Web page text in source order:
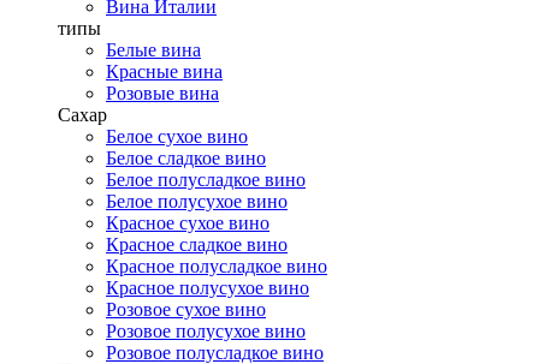
Вина Италии
типы
Белые вина
Красные вина
Розовые вина
Сахар
Белое сухое вино
Белое сладкое вино
Белое полусладкое вино
Белое полусухое вино
Красное сухое вино
Красное сладкое вино
Красное полусладкое вино
Красное полусухое вино
Розовое сухое вино
Розовое полусухое вино
Розовое полусладкое вино